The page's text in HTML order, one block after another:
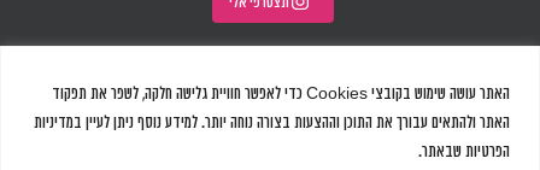
האתר עושה שימוש בקובצי Cookies כדי לאפשר חוויית גלישה חלקה, לשפר את תפקוד
האתר ולהתאים עבורך את התוכן וההצעות בצורה נוחה יותר. למידע נוסף ניתן לעיין במדיניות
הפרטיות שבאתר.